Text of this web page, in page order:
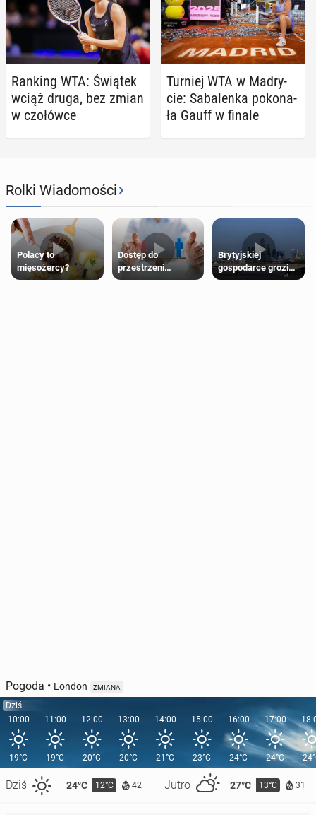
Ranking WTA: Świątek
wciąż druga, bez zmian
w czo­łów­ce
Turniej WTA w Ma­dry­
cie: Sa­ba­len­ka po­ko­na­
ła Gauff w finale
Rolki Wiadomości›
Polacy to
mięsożercy?
Dostęp do
przestrzeni
przeznaczonych
Brytyjskiej
gospodarce grozi
recesja, jeśli
Pogoda • London ZMIANA
Dziś
10:00
19°C
Dziś 24°C 12°C 42 Jutro 27°C 13°C 31
11:00
19°C
12:00
20°C
13:00
20°C
14:00
21°C
15:00
23°C
16:00
24°C
17:00
24°C